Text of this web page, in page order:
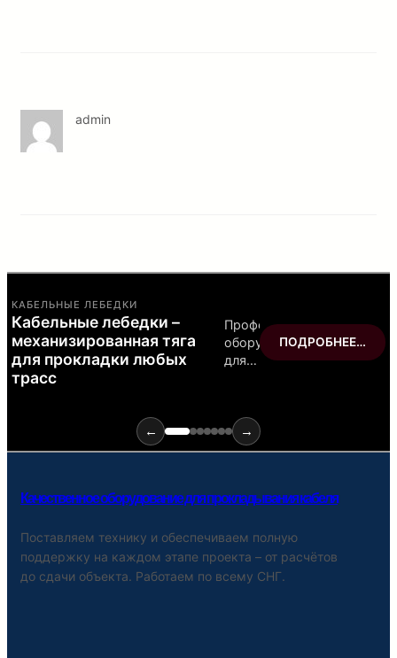
admin
ПРОКЛАДКА КАБЕЛЯ
Комплектующие для
прокладки
оптоволоконного кабеля –
точность на каждом метре
← →
Качественное оборудование для прокладывания кабеля
Поставляем технику и обеспечиваем полную
поддержку на каждом этапе проекта – от расчётов
до сдачи объекта. Работаем по всему СНГ.